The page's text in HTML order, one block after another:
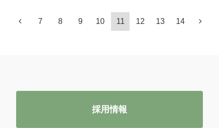
7 8 9 10 11 12 13 14
採用情報